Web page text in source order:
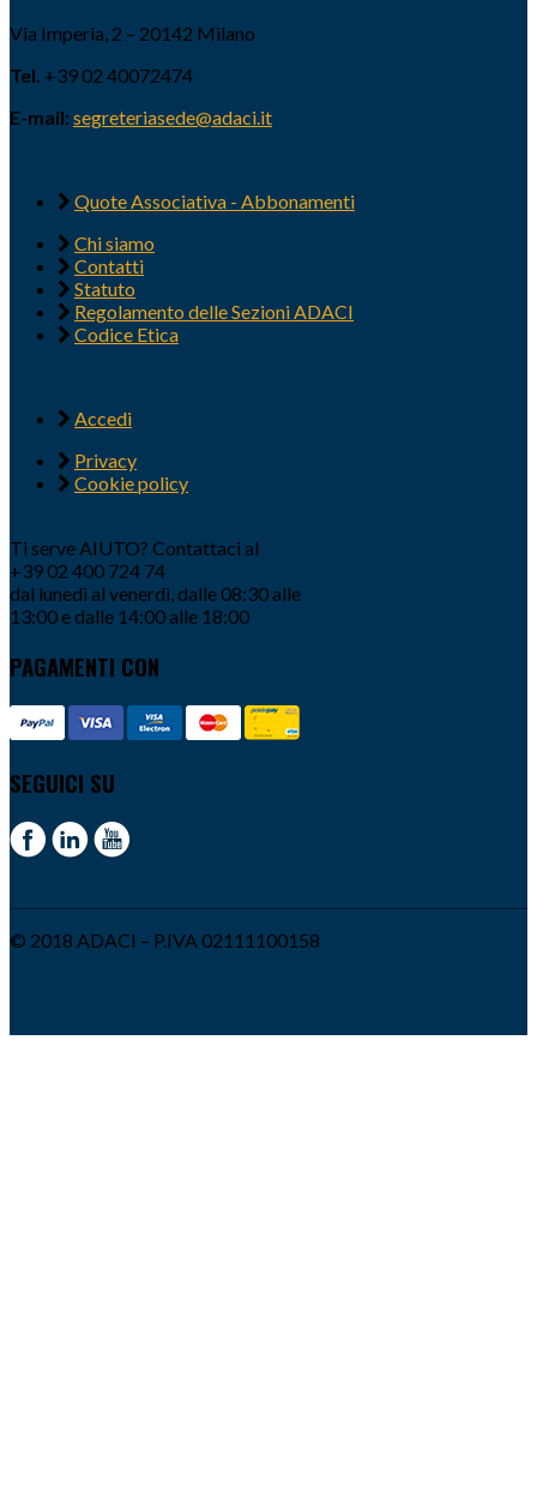
Via Imperia, 2 – 20142 Milano
Tel. +39 02 40072474
E-mail: segreteriasede@adaci.it
Quote Associativa - Abbonamenti
Chi siamo
Contatti
Statuto
Regolamento delle Sezioni ADACI
Codice Etica
Accedi
Privacy
Cookie policy
Ti serve AIUTO? Contattaci al
+39 02 400 724 74
dal lunedì al venerdì, dalle 08:30 alle
13:00 e dalle 14:00 alle 18:00
PAGAMENTI CON
SEGUICI SU
© 2018 ADACI – P.IVA 02111100158